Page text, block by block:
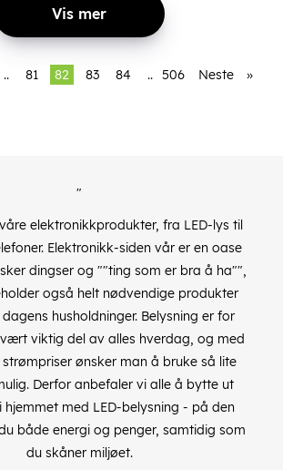
Vis mer
.. 81 82 83 84 .. 506 Neste »
"
elektronikkprodukter, fra LED-lys til
Elektronikk-siden vår er en oase
dingser og ""ting som er bra å ha"",
også helt nødvendige produkter
husholdninger. Belysning er for
viktig del av alles hverdag, og med
ønsker man å bruke så lite
Derfor anbefaler vi alle å bytte ut
hjemmet med LED-belysning - på den
både energi og penger, samtidig som
du skåner miljøet.